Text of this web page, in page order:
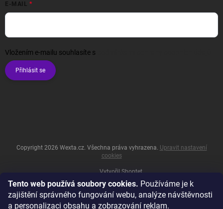
Tento web používá soubory cookies. Používáme je k
zajištění správného fungování webu, analýze návštěvnosti
a personalizaci obsahu a zobrazování reklam.
E-MAIL
Vložením e-mailu souhlasíte s
Přihlásit se
Vytvořil Shoptet
Copyright 2026 Wexta.cz. Všechna práva vyhrazena. Upravit nastavení
cookies